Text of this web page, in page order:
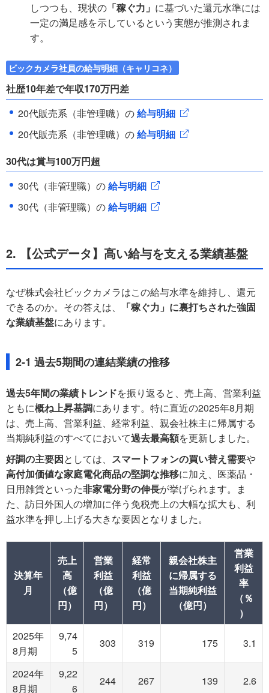
しつつも、現状の 「稼ぐ力」 に基づいた還元水準には
一定の満足感を示しているという実態が推測されま
す。
ビックカメラ社員の給与明細（キャリコネ）
社歴10年差で年収170万円差
20代販売系（非管理職）の給与明細
20代販売系（非管理職）の給与明細
30代は賞与100万円超
30代（非管理職）の給与明細
30代（非管理職）の給与明細
2. 【公式データ】高い給与を支える業績基盤
なぜ株式会社ビックカメラはこの給与水準を維持し、還元
できるのか。その答えは、
「稼ぐ力」に裏打ちされた強固
な業績基盤にあります。
2-1 過去5期間の連結業績の推移
過去5年間の業績トレンドを振り返ると、売上高、営業利益
ともに概ね上昇基調にあります。特に直近の2025年8月期
は、売上高、営業利益、経常利益、親会社株主に帰属する
当期純利益のすべてにおいて過去最高額を更新しました。
好調の主要因としては、 スマートフォンの買い替え需要や
高付加価値な家庭電化商品の堅調な推移に加え、医薬品・
日用雑貨といった非家電分野の伸長が挙げられます。ま
た、訪日外国人の増加に伴う免税売上の大幅な拡大も、利
益水準を押し上げる大きな要因となりました。
決算年
月
売上
高
（億
円）
営業
利益
（億
円）
経常
利益
（億
円）
親会社株主
に帰属する
当期純利益
（億円）
営業
利益
率
（％
）
2025年
8月期
9,74
5
303 319 175 3.1
2024年
8月期
9,22
6
244 267 139 2.6